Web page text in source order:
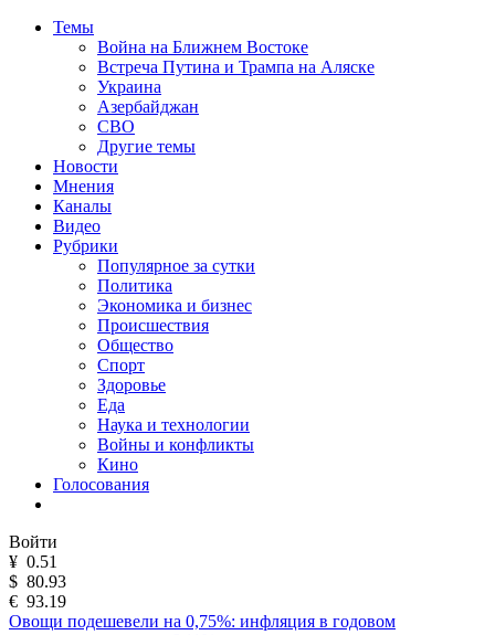
Темы
Война на Ближнем Востоке
Встреча Путина и Трампа на Аляске
Украина
Азербайджан
СВО
Другие темы
Новости
Мнения
Каналы
Видео
Рубрики
Популярное за сутки
Политика
Экономика и бизнес
Происшествия
Общество
Спорт
Здоровье
Еда
Наука и технологии
Войны и конфликты
Кино
Голосования
Войти
¥ 0.51
$ 80.93
€ 93.19
Овощи подешевели на 0,75%: инфляция в годовом